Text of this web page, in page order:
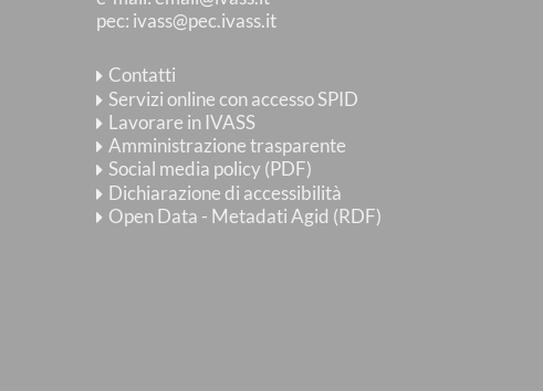
pec: ivass@pec.ivass.it
Contatti
Servizi online con accesso SPID
Lavorare in IVASS
Amministrazione trasparente
Social media policy (PDF)
Dichiarazione di accessibilità
Open Data - Metadati Agid (RDF)